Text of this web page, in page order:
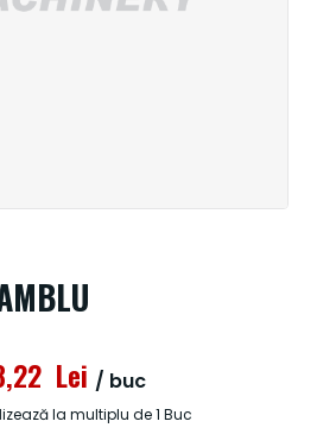
Lei / buc
la multiplu de 1 Buc